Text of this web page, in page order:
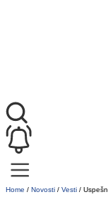
Home / Novosti / Vesti /